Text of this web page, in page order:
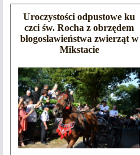
Uroczystości odpustowe ku
czci św. Rocha z obrzędem
błogosławieństwa zwierząt w
Mikstacie